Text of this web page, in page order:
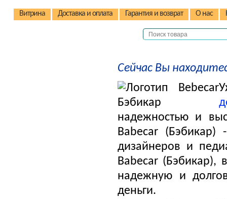
Витрина Доставка и оплата Гарантия и возврат О нас
Сейчас Вы
надежностью и
Babecar (Бэбикар)
дизайнеров и
Babecar (Бэбикар),
надежную и
деньги.